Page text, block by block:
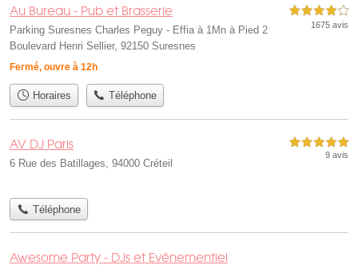
Au Bureau - Pub et Brasserie
Parking Suresnes Charles Peguy - Effia à 1Mn à Pied 2
Boulevard Henri Sellier, 92150 Suresnes
Fermé, ouvre à 12h
4,0 étoiles sur 5
1675 avis
Horaires Téléphone
AV DJ Paris
6 Rue des Batillages, 94000 Créteil
5,0 étoiles sur 5
9 avis
Téléphone
Awesome Party - DJs et Evénementiel